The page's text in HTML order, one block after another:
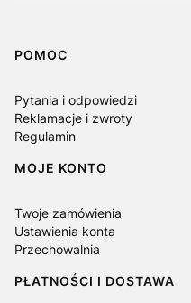
Linki w stopce
POMOC
Pytania i odpowiedzi
Reklamacje i zwroty
Regulamin
MOJE KONTO
Twoje zamówienia
Ustawienia konta
Przechowalnia
PŁATNOŚCI I DOSTAWA